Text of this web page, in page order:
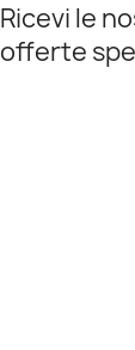
Ricevi le
offerte